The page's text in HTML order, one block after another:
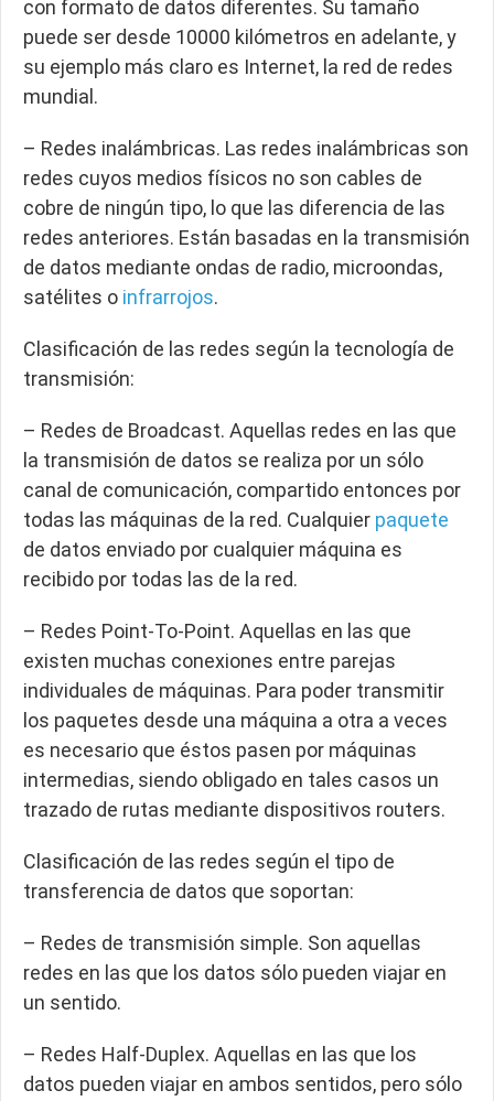
con formato de datos diferentes. Su tamaño
puede ser desde 10000 kilómetros en adelante, y
su ejemplo más claro es Internet, la red de redes
mundial.
– Redes inalámbricas. Las redes inalámbricas son
redes cuyos medios físicos no son cables de
cobre de ningún tipo, lo que las diferencia de las
redes anteriores. Están basadas en la transmisión
de datos mediante ondas de radio, microondas,
satélites o infrarrojos.
Clasificación de las redes según la tecnología de
transmisión:
– Redes de Broadcast. Aquellas redes en las que
la transmisión de datos se realiza por un sólo
canal de comunicación, compartido entonces por
todas las máquinas de la red. Cualquier paquete
de datos enviado por cualquier máquina es
recibido por todas las de la red.
– Redes Point-To-Point. Aquellas en las que
existen muchas conexiones entre parejas
individuales de máquinas. Para poder transmitir
los paquetes desde una máquina a otra a veces
es necesario que éstos pasen por máquinas
intermedias, siendo obligado en tales casos un
trazado de rutas mediante dispositivos routers.
Clasificación de las redes según el tipo de
transferencia de datos que soportan:
– Redes de transmisión simple. Son aquellas
redes en las que los datos sólo pueden viajar en
un sentido.
– Redes Half-Duplex. Aquellas en las que los
datos pueden viajar en ambos sentidos, pero sólo